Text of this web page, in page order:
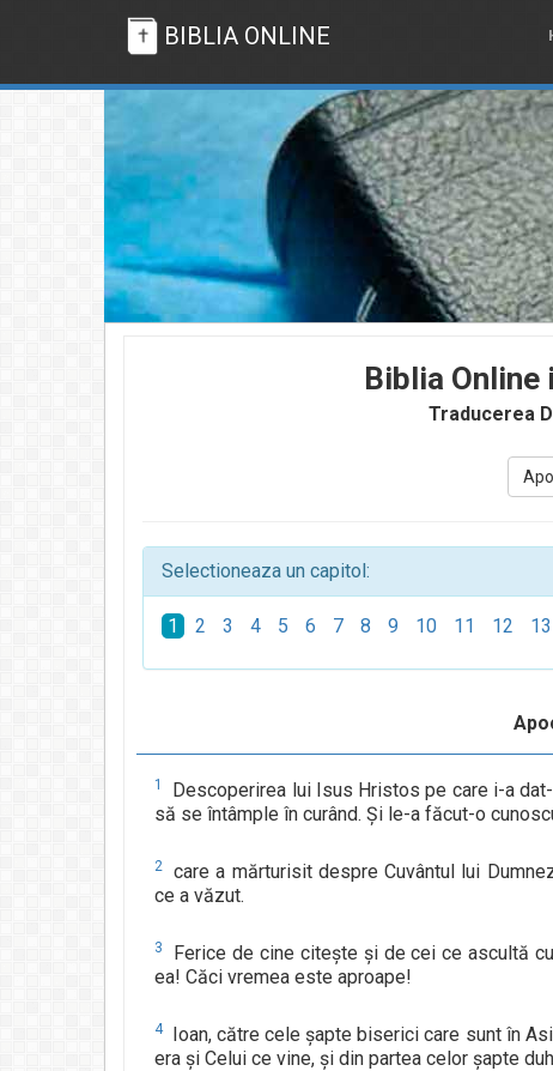
BIBLIA ONLINE
Biblia Online
Traducerea
Selectioneaza un capitol:
1 2 3 4 5 6 7 8 9 10 11 12 13
1
Descoperirea lui Isus Hristos pe care i-a
să se întâmple în curând. Şi le-a făcut-o
2
care a mărturisit despre Cuvântul lui
ce a văzut.
3
Ferice de cine citeşte şi de cei ce ascultă
ea! Căci vremea este aproape!
4
Ioan, către cele şapte biserici care sunt în
era şi Celui ce vine, şi din partea celor şapte